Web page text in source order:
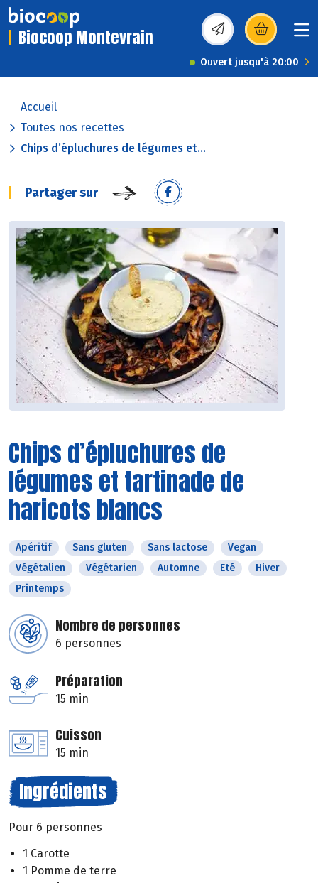
Biocoop Montevrain (s’ouvre dans une
Ouvert jusqu'à 20:00
Accueil
Toutes nos recettes
Chips d’épluchures de légumes et...
Partager sur
Chips d’épluchures de
légumes et tartinade de
haricots blancs
Apéritif Sans gluten Sans lactose
Vegan
Végétalien
Végétarien Automne Eté
Hiver
Printemps
Nombre de personnes
6 personnes
Préparation
15 min
Cuisson
15 min
Ingrédients
Pour 6 personnes
1 Carotte
1 Pomme de terre